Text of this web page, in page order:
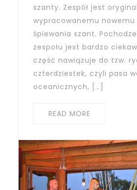
szanty. Zespół jest
wypracowanemu nowemu
śpiewania szant.
zespołu jest bardzo
część nawiązuje do tzw.
czterdziestek, czyli pasa
oceanicznych, […]
READ MORE